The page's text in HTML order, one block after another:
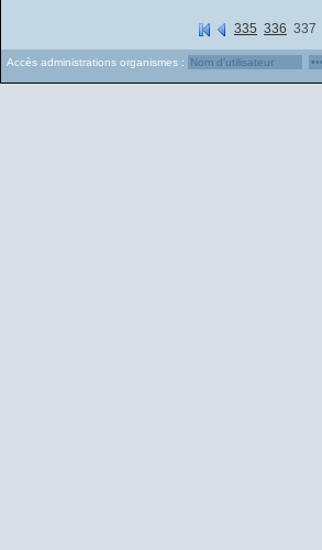
335 336 337
Accès administrations organismes :